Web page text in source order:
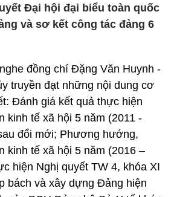
Đại hội đại biểu toàn quốc
và sơ kết công tác đảng 6
đồng chí Đặng Văn Huynh -
truyền đạt những nội dung cơ
Đánh giá kết quả thực hiện
kinh tế xã hội 5 năm (2011 -
đổi mới; Phương hướng,
kinh tế xã hội 5 năm (2016 –
hiện Nghị quyết TW 4, khóa XI
bách và xây dựng Đảng hiện